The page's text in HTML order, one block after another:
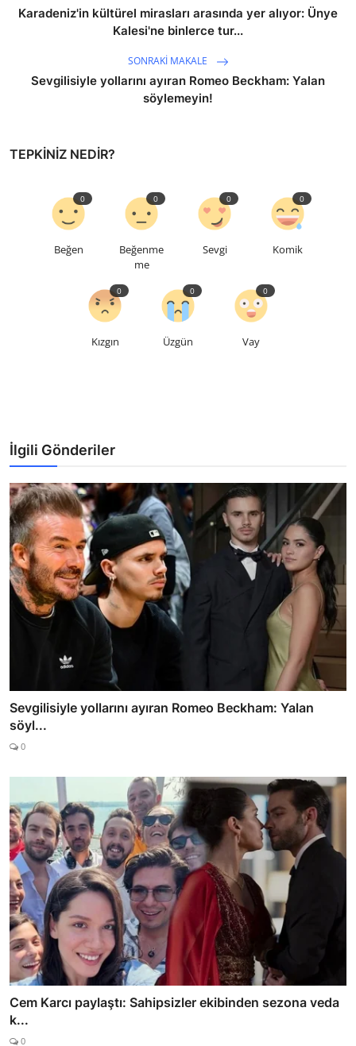
Karadeniz'in kültürel mirasları arasında yer alıyor: Ünye
Kalesi'ne binlerce tur...
SONRAKI MAKALE
Sevgilisiyle yollarını ayıran Romeo Beckham: Yalan
söylemeyin!
TEPKINIZ NEDIR?
Beğen
0
Beğenme
me
0
Sevgi
0
Komik
0
Kızgın
0
Üzgün
0
Vay
0
İlgili Gönderiler
Sevgilisiyle yollarını ayıran Romeo Beckham: Yalan
söyl...
0
Cem Karcı paylaştı: Sahipsizler ekibinden sezona veda
k...
0